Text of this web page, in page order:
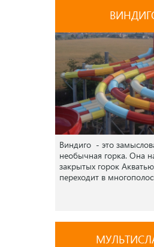
Виндиго - это
необычная горка. Она
закрытых горок
переходит в